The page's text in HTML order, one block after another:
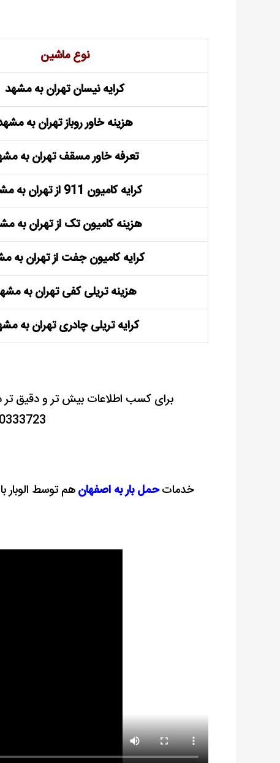
نوع ماشین
کرایه نیسان تهران به مشهد
هزینه خاور روباز تهران به
تعرفه خاور مسقف تهران به
کرایه کامیون 911 از تهران به مشهد
هزینه کامیون تک از تهران به
کرایه کامیون جفت از تهران به
هزینه تریلی کفی تهران به
کرایه تریلی چادری تهران به
برای کسب اطلاعات بیش تر و دقیق تر
02140333723
خدماتحمل بار به اصفهانهم توسط الوبار